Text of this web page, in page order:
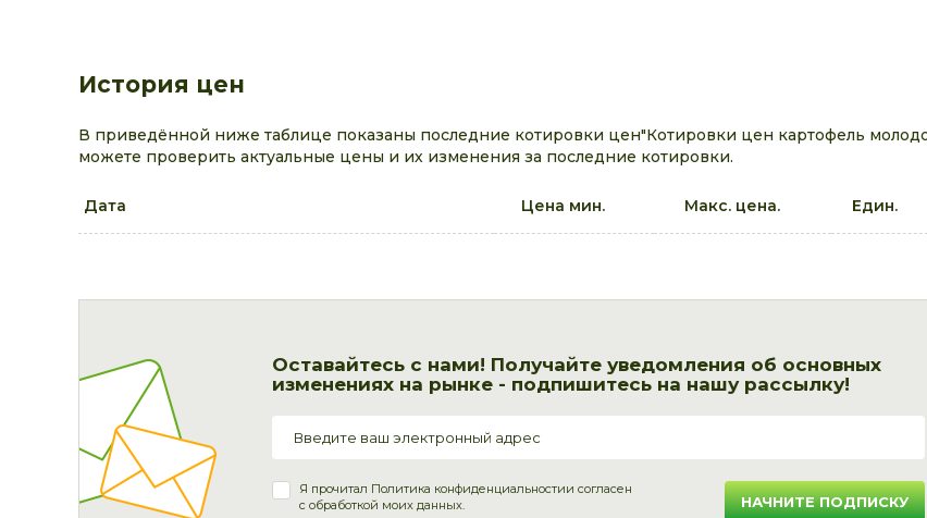
История цен
В приведённой ниже таблице показаны последние котировки цен"Котировки цен картофель
можете проверить актуальные цены и их изменения за последние котировки.
Дата Цена мин. Макс. цена. Един.
Оставайтесь с нами! Получайте уведомления об основных
изменениях на рынке - подпишитесь на нашу рассылку!
Я прочитал Политика конфиденциальностии согласен
с обработкой моих данных.
НАЧНИТЕ ПОДПИСКУ